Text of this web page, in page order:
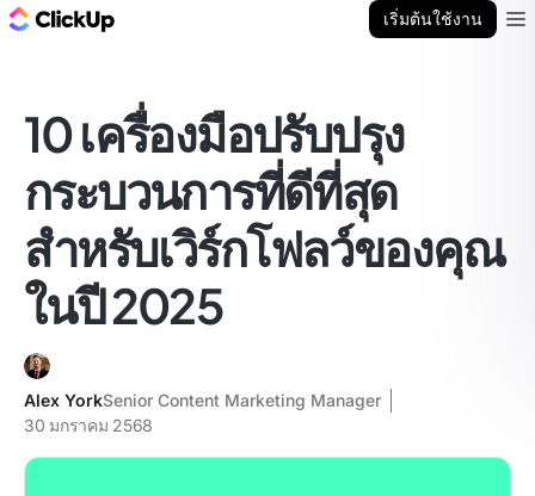
เริ่มต้นใช้งาน
10 เครื่องมือปรับปรุง
กระบวนการที่ดีที่สุด
สำหรับเวิร์กโฟลว์ของคุณ
ในปี 2025
Alex YorkSenior Content Marketing Manager
30 มกราคม 2568